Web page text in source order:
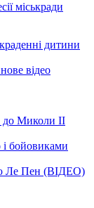
міськради
дитини
відео
Миколи ІІ
і бойовиками
Ле Пен (ВІДЕО)